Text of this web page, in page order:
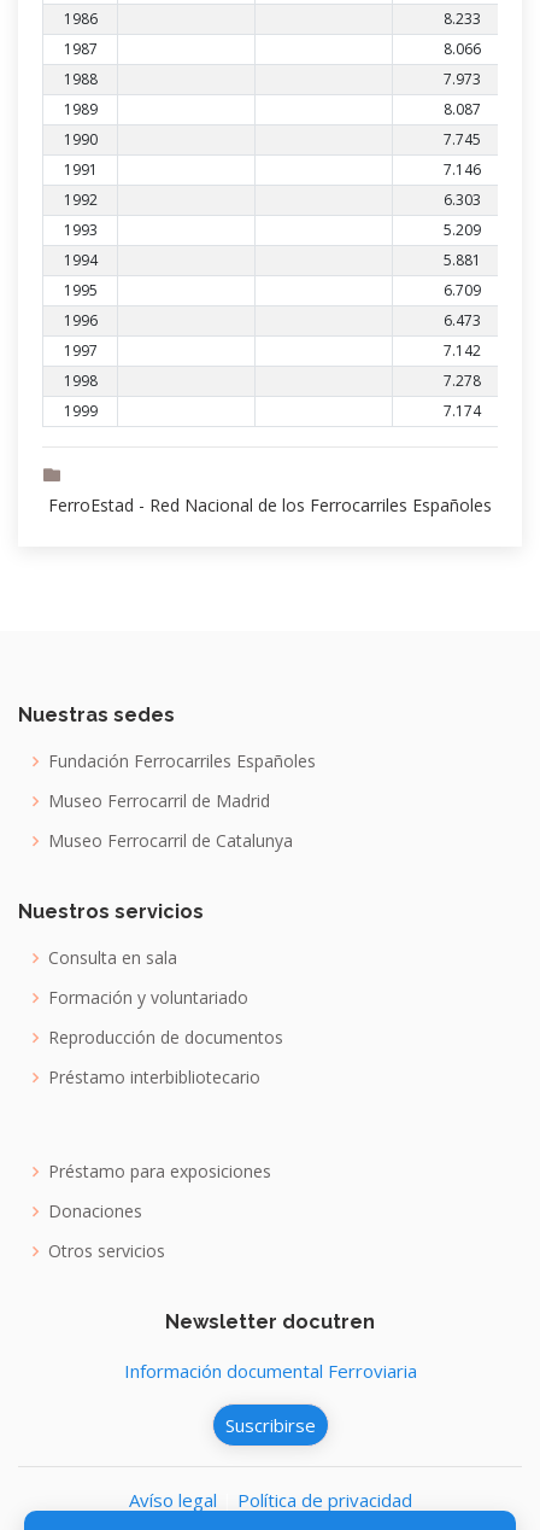
1986
8.233
1987
8.066
1988
7.973
1989
8.087
1990
7.745
1991
7.146
1992
6.303
1993
5.209
1994
5.881
1995
6.709
1996
6.473
1997
7.142
1998
7.278
1999
7.174
FerroEstad - Red Nacional de los Ferrocarriles Españoles
Nuestras sedes
Fundación Ferrocarriles Españoles
Museo Ferrocarril de Madrid
Museo Ferrocarril de Catalunya
Nuestros servicios
Consulta en sala
Formación y voluntariado
Reproducción de documentos
Préstamo interbibliotecario
Préstamo para exposiciones
Donaciones
Otros servicios
Newsletter docutren
Información documental Ferroviaria
Suscribirse
Avíso legal
Política de privacidad